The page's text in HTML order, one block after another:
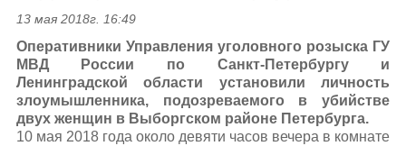
13 мая 2018г. 16:49
Оперативники Управления уголовного розыска ГУ
МВД России по Санкт-Петербургу и
Ленинградской области установили личность
злоумышленника, подозреваемого в убийстве
двух женщин в Выборгском районе Петербурга.
10 мая 2018 года около девяти часов вечера в комнате